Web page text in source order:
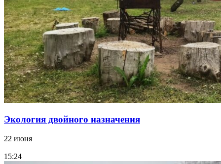
Экология двойного назначения
22 июня
15:24